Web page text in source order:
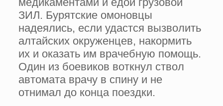
ЗИЛ. Бурятские омоновцы
надеялись, если удастся вызволить
алтайских окруженцев, накормить
их и оказать им врачебную помощь.
Один из боевиков воткнул ствол
автомата врачу в спину и не
отнимал до конца поездки.